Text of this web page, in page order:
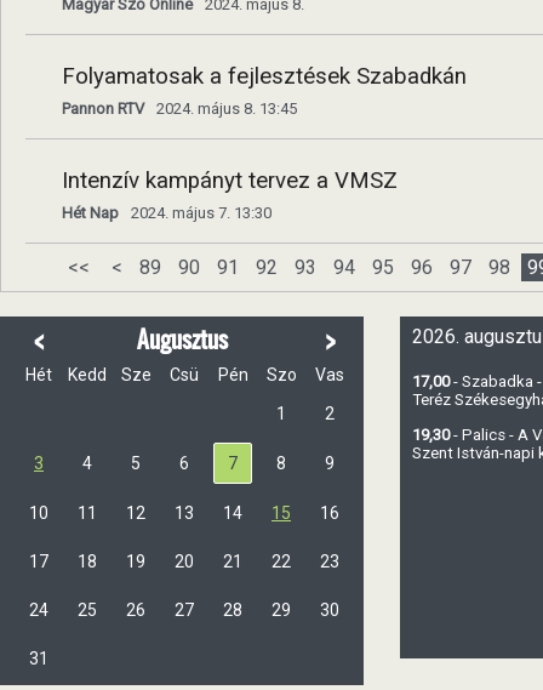
Magyar Szó Online 2024. május 8.
Folyamatosak a fejlesztések Szabadkán
Pannon RTV 2024. május 8. 13:45
Intenzív kampányt tervez a VMSZ
Hét Nap 2024. május 7. 13:30
<< < 89 90 91 92 93 94 95 96 97 98
< Augusztus >
Hét Kedd Sze Csü Pén Szo
Vas
1
2
3 4 5 6 7 8 9
10 11 12 13 14 15 16
17 18 19 20 21 22 23
24 25 26 27 28 29 30
31
2026.
17,00- Szabadka
Teréz
19,30- Palics - A
Szent István-napi